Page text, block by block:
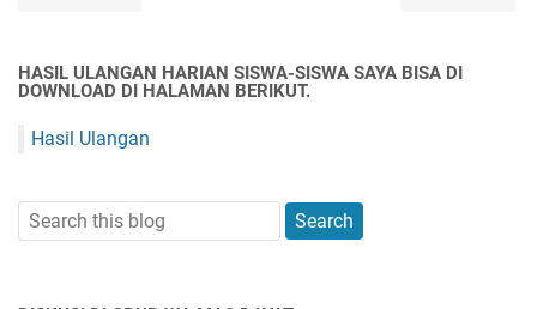
HASIL ULANGAN HARIAN SISWA-SISWA SAYA BISA DI
DOWNLOAD DI HALAMAN BERIKUT.
Hasil Ulangan